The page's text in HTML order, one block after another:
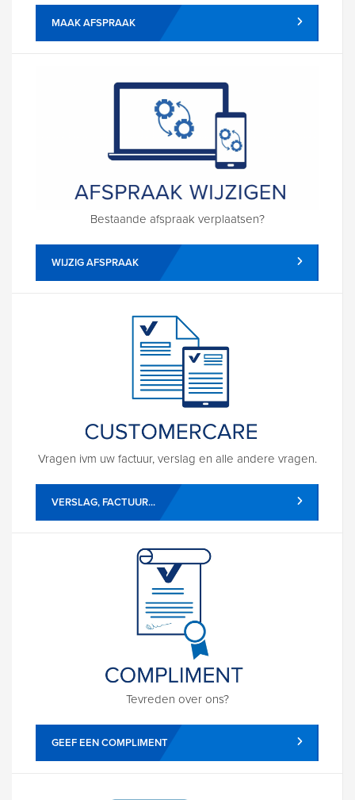
MAAK AFSPRAAK
Bestaande afspraak verplaatsen?
WIJZIG AFSPRAAK
Vragen ivm uw factuur, verslag en alle andere vragen.
VERSLAG, FACTUUR...
Tevreden over ons?
GEEF EEN COMPLIMENT